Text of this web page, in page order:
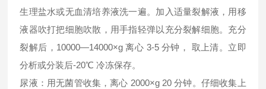
生理盐水或无血清培养液洗一遍。加入适量裂解液，用移
液器吹打把细胞吹散，用手指轻弹以充分裂解细胞。充分
裂解后，10000—14000×g 离心 3-5 分钟， 取上清。立即
分析或分装后-20℃ 冷冻保存。
尿液：用无菌管收集，离心 2000×g 20 分钟。仔细收集上